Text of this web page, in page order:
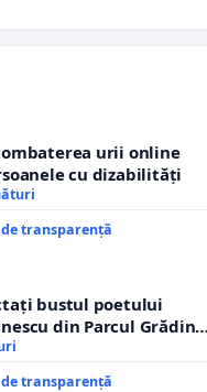
urii online
cu dizabilități
transparență
bustul poetului
din Parcul Grădina
cenzurii culturale!
transparență